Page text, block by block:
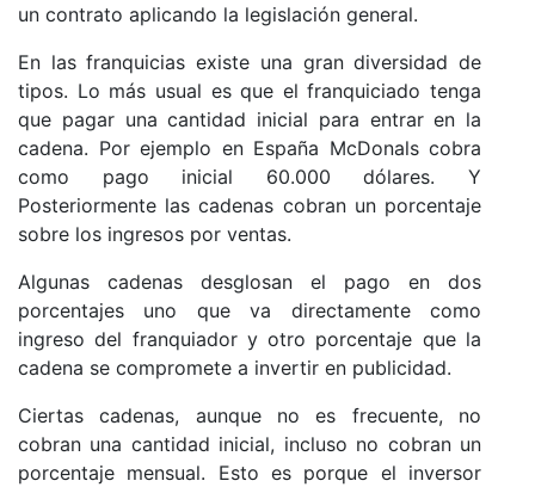
un contrato aplicando la legislación general.
En las franquicias existe una gran diversidad de
tipos. Lo más usual es que el franquiciado tenga
que pagar una cantidad inicial para entrar en la
cadena. Por ejemplo en España McDonals cobra
como pago inicial 60.000 dólares. Y
Posteriormente las cadenas cobran un porcentaje
sobre los ingresos por ventas.
Algunas cadenas desglosan el pago en dos
porcentajes uno que va directamente como
ingreso del franquiador y otro porcentaje que la
cadena se compromete a invertir en publicidad.
Ciertas cadenas, aunque no es frecuente, no
cobran una cantidad inicial, incluso no cobran un
porcentaje mensual. Esto es porque el inversor